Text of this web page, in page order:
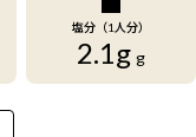
塩分（1人分）
2.1g g